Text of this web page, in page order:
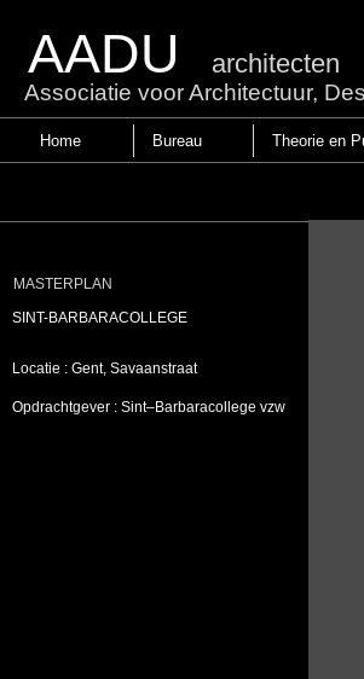
AADU architecten
Associatie voor Architectuur,
Home Bureau Theorie en
SINT-BARBARACOLLEGE
Locatie : Gent, Savaanstraat
Opdrachtgever : Sint–Barbaracollege vzw
MASTERPLAN